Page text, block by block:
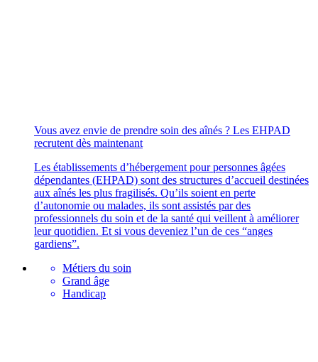
Vous avez envie de prendre soin des aînés ? Les EHPAD
recrutent dès maintenant
Les établissements d’hébergement pour personnes âgées
dépendantes (EHPAD) sont des structures d’accueil destinées
aux aînés les plus fragilisés. Qu’ils soient en perte
d’autonomie ou malades, ils sont assistés par des
professionnels du soin et de la santé qui veillent à améliorer
leur quotidien. Et si vous deveniez l’un de ces “anges
gardiens”.
Métiers du soin
Grand âge
Handicap